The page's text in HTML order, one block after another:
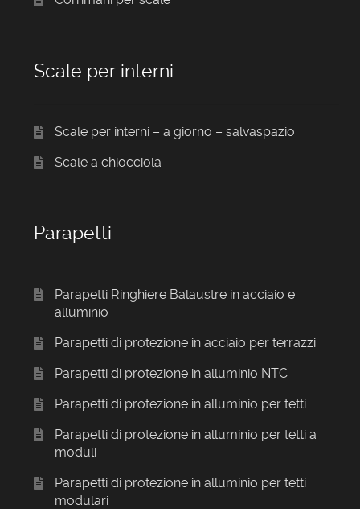
Scale per interni
Scale per interni – a giorno – salvaspazio
Scale a chiocciola
Parapetti
Parapetti Ringhiere Balaustre in acciaio e
alluminio
Parapetti di protezione in acciaio per terrazzi
Parapetti di protezione in alluminio NTC
Parapetti di protezione in alluminio per tetti
Parapetti di protezione in alluminio per tetti a
moduli
Parapetti di protezione in alluminio per tetti
modulari